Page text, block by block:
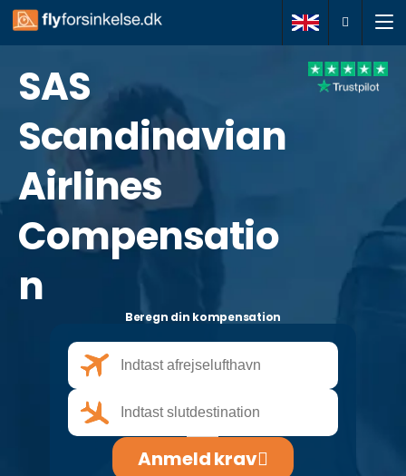
Anmeld krav
Om os
Dine rettigheder
FAQ
Artikler
+45 78730974
klient@flyforsinkelse.dk
SAS
Scandinavian
Airlines
Compensatio
n
Beregn din kompensation
Anmeld krav